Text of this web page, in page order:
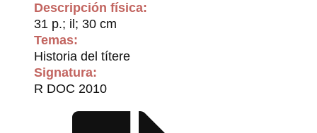
Descripción física:
31 p.; il; 30 cm
Temas:
Historia del títere
Signatura:
R DOC 2010